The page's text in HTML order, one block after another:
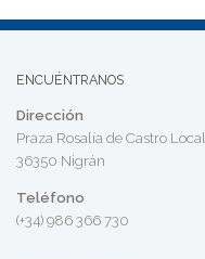
ENCUÉNTRANOS
Dirección
Praza Rosalía de Castro
36350 Nigrán
Teléfono
(+34) 986 366 730